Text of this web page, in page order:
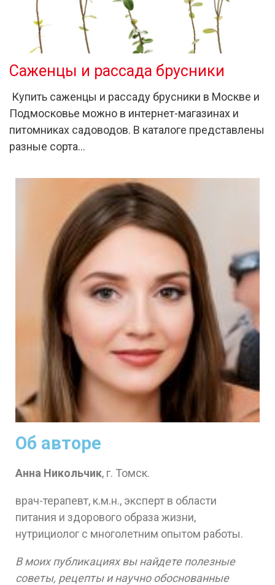
Саженцы и рассада брусники
Купить саженцы и рассаду брусники в Москве и
Подмосковье можно в интернет-магазинах и
питомниках садоводов. В каталоге представлены
разные сорта…
Об авторе
Анна Никольчик, г. Томск.
врач-терапевт, к.м.н., эксперт в области
питания и здорового образа жизни,
нутрициолог с многолетним опытом работы.
В моих публикациях вы найдете полезные
советы, рецепты и научно обоснованные